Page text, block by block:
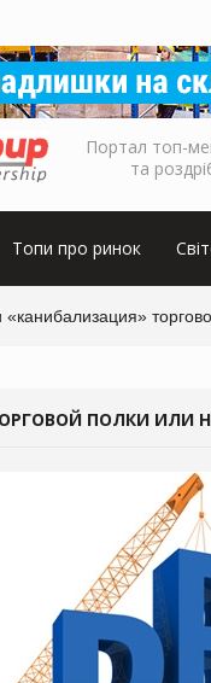
Портал топ-
та
Топи про ринок
ПОЛКИ ИЛИ